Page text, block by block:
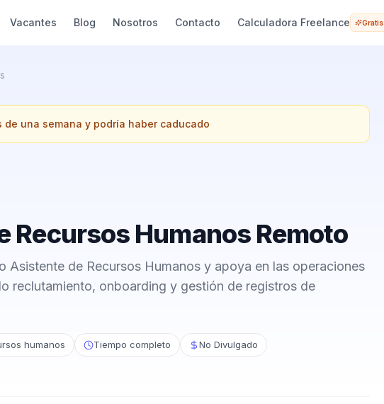
Vacantes Blog Nosotros Contacto Calculadora Freelance Gratis
de una semana y podría haber caducado
Recursos Humanos Remoto
Asistente de Recursos Humanos y apoya en las operaciones
reclutamiento, onboarding y gestión de registros de
humanos Tiempo completo No Divulgado